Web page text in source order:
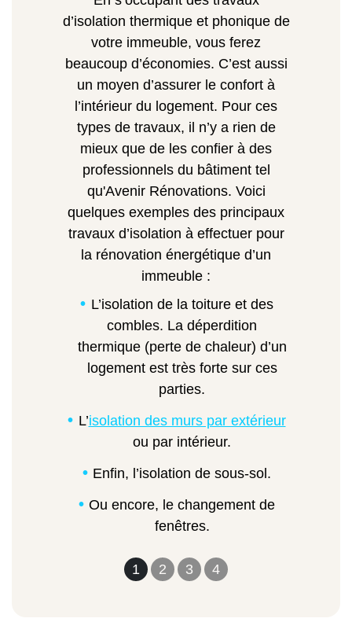
1 2 3 4
d’isolation thermique et phonique de
votre immeuble, vous ferez
beaucoup d’économies. C’est aussi
un moyen d’assurer le confort à
l’intérieur du logement. Pour ces
types de travaux, il n’y a rien de
mieux que de les confier à des
professionnels du bâtiment tel
qu'Avenir Rénovations. Voici
quelques exemples des principaux
travaux d’isolation à effectuer pour
la rénovation énergétique d’un
immeuble :
L’isolation de la toiture et des
combles. La déperdition
thermique (perte de chaleur) d’un
logement est très forte sur ces
parties.
L’isolation des murs par extérieur
ou par intérieur.
Enfin, l’isolation de sous-sol.
Ou encore, le changement de
fenêtres.